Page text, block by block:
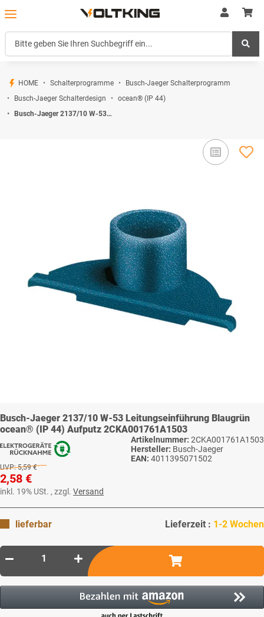
HOME Schalterprogramme
Busch-Jaeger Schalterprogramm
Busch-Jaeger Schalterdesign
ocean® (IP 44)
Busch-Jaeger 2137/10 W-53 Leitungseinführung Blaugrün ocean® (IP 44) Aufputz 2CKA001761A1503
Busch-Jaeger 2137/10 W-53 Leitungseinführung Blaugrün
ocean® (IP 44) Aufputz 2CKA001761A1503
Artikelnummer: 2CKA001761A1503
Hersteller: Busch-Jaeger
EAN: 4011395071502
UVP: 5,59 €
2,58 €
inkl. 19% USt. , zzgl. Versand
lieferbar Lieferzeit : 1-2 Wochen